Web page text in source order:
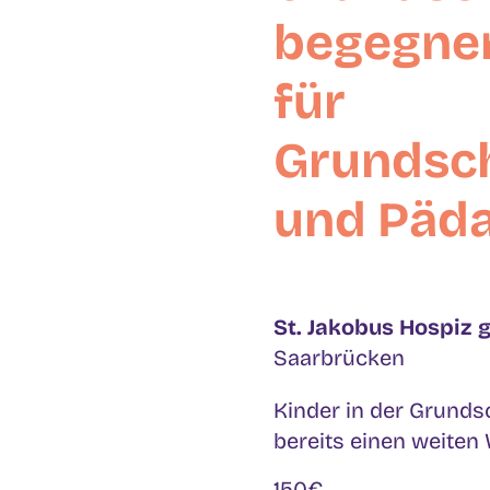
für
und
St. Jakobus Hospiz
Saarbrücken
Kinder in der
bereits einen weiten